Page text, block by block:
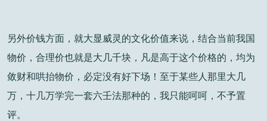
另外价钱方面，就大显威灵的文化价值来说，结合当前我国
物价，合理价也就是大几千块，凡是高于这个价格的，均为
敛财和哄抬物价，必定没有好下场！至于某些人那里大几
万，十几万学完一套六壬法那种的，我只能呵呵，不予置
评。